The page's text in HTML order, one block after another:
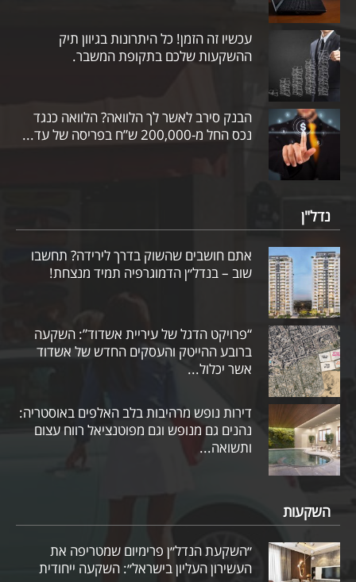
עכשיו זה הזמן! כל היתרונות בגיוון תיק
ההשקעות שלכם בתקופת המשבר.
הבנק סירב לאשר לך הלוואה? הלוואה כנגד
נכס החל מ-200,000 ש”ח בפריסה של עד...
נדל"ן
אתם חושבים שהשוק בדרך לירידה? תחשבו
שוב – בנדל״ן הדמוגרפיה תמיד מנצחת!
“פרויקט הדגל של עיריית אשדוד”: השקעה
ברובע ההייטק והעסקים החדש של אשדוד
אשר יכלול...
דירות נופש מרהיבות בלב האלפים באוסטריה:
נהנים גם מנופש וגם מפוטנציאל רווח עצום
ותשואה...
השקעות
״השקעת הנדל״ן פרימיום שמטריפה את
העשירון העליון בישראל״: השקעה ייחודית